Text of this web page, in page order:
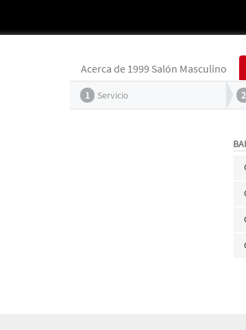
Acerca de 1999 Salón Masculino
1 Servicio 2